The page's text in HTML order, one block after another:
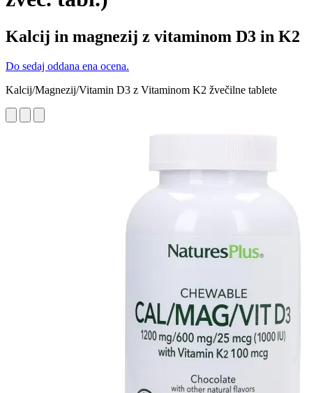
Kalcij in magnezij z vitaminom D3 in K2
Do sedaj oddana ena ocena.
Kalcij/Magnezij/Vitamin D3 z Vitaminom K2 žvečilne tablete